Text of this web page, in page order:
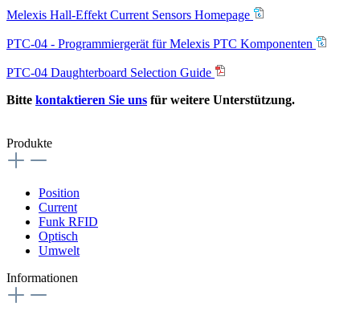
Melexis Hall-Effekt Current Sensors Homepage
PTC-04 - Programmiergerät für Melexis PTC Komponenten
PTC-04 Daughterboard Selection Guide
Bitte kontaktieren Sie uns für weitere Unterstützung.
Produkte
Position
Current
Funk RFID
Optisch
Umwelt
Informationen